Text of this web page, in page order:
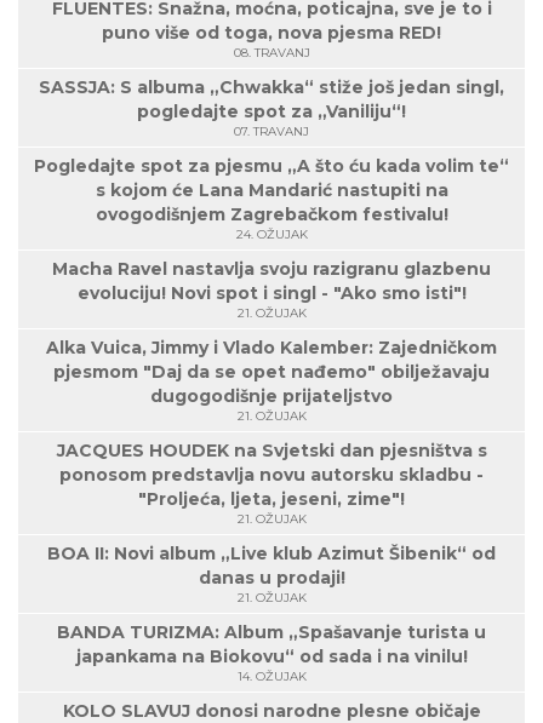
FLUENTES: Snažna, moćna, poticajna, sve je to i
puno više od toga, nova pjesma RED!
08. TRAVANJ
SASSJA: S albuma „Chwakka“ stiže još jedan singl,
pogledajte spot za „Vaniliju“!
07. TRAVANJ
Pogledajte spot za pjesmu „A što ću kada volim te“
s kojom će Lana Mandarić nastupiti na
ovogodišnjem Zagrebačkom festivalu!
24. OŽUJAK
Macha Ravel nastavlja svoju razigranu glazbenu
evoluciju! Novi spot i singl - "Ako smo isti"!
21. OŽUJAK
Alka Vuica, Jimmy i Vlado Kalember: Zajedničkom
pjesmom "Daj da se opet nađemo" obilježavaju
dugogodišnje prijateljstvo
21. OŽUJAK
JACQUES HOUDEK na Svjetski dan pjesništva s
ponosom predstavlja novu autorsku skladbu -
"Proljeća, ljeta, jeseni, zime"!
21. OŽUJAK
BOA II: Novi album „Live klub Azimut Šibenik“ od
danas u prodaji!
21. OŽUJAK
BANDA TURIZMA: Album „Spašavanje turista u
japankama na Biokovu“ od sada i na vinilu!
14. OŽUJAK
KOLO SLAVUJ donosi narodne plesne običaje